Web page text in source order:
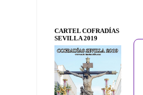
CARTEL COFRADÍAS
SEVILLA 2019